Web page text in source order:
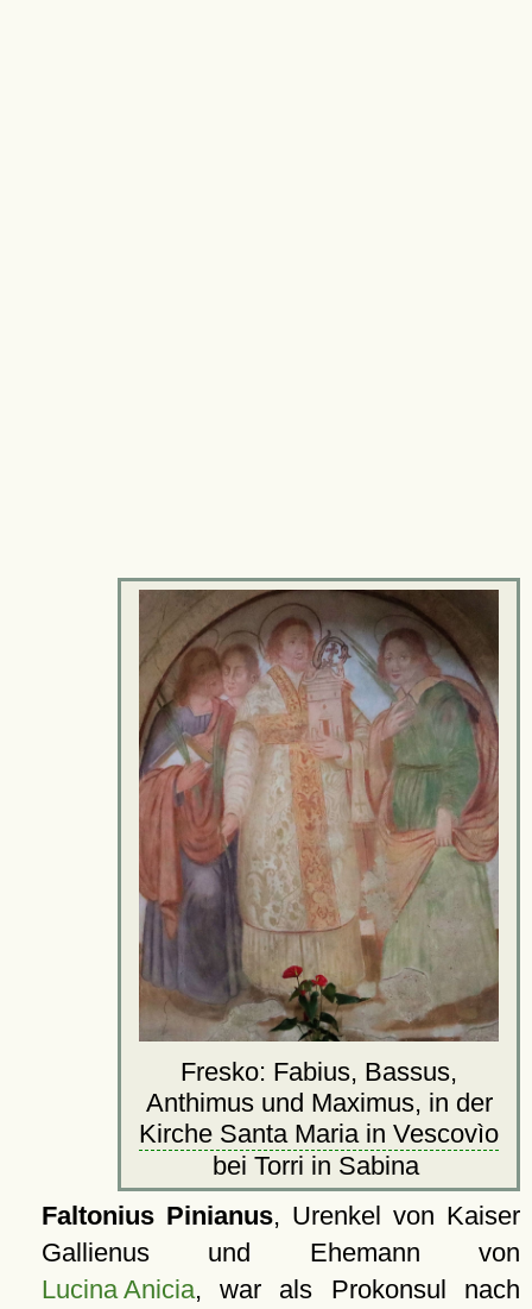
Fresko: Fabius, Bassus,
Anthimus und Maximus, in der
Kirche Santa Maria in Vescovìo
bei Torri in Sabina
Faltonius Pinianus, Urenkel von Kaiser
Gallienus und Ehemann von
Lucina Anicia, war als Prokonsul nach